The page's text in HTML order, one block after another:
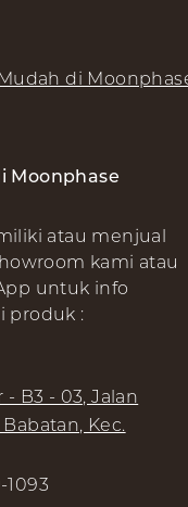
di
Moonphase
atau menjual
kami atau
untuk info
produk :
B3 - 03, Jalan
Kec.
1093